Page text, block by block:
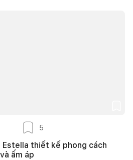
5
Estella thiết kế phong cách
ấm áp